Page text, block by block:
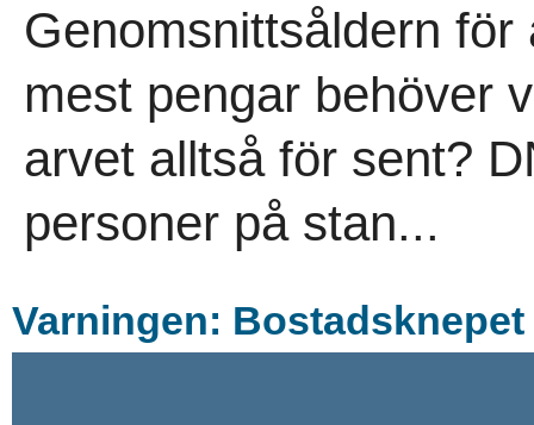
Genomsnittsåldern
mest pengar behöver
arvet alltså för sent?
personer på stan...
Varningen: